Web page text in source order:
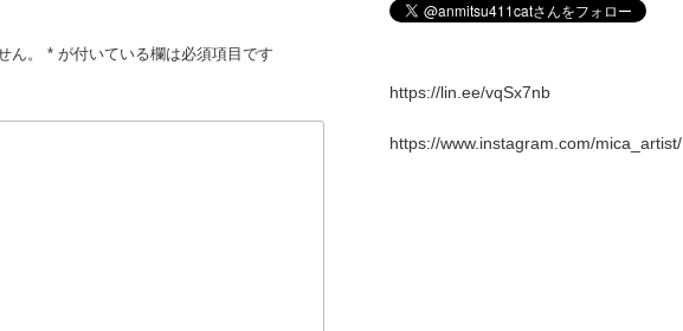
ん。 * が付いている欄は必須項目です
https://lin.ee/vqSx7nb
https://www.instagram.com/mica_artist/